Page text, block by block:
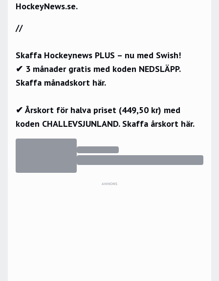
HockeyNews.se.
//
Skaffa Hockeynews PLUS – nu med Swish!
✔ 3 månader gratis med koden NEDSLÄPP.
Skaffa månadskort här.
✔ Årskort för halva priset (449,50 kr) med
koden CHALLEVSJUNLAND. Skaffa årskort här.
ANNONS